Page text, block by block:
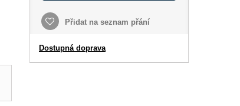
Přidat na seznam přání
Dostupná doprava